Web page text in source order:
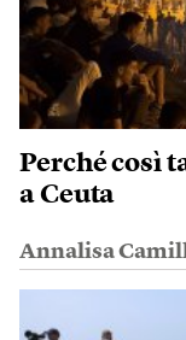
Perché così
a Ceuta
Annalisa